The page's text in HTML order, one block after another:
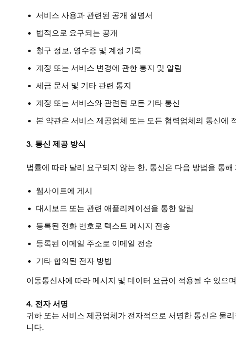
서비스 사용과 관련된 공개 설명서
법적으로 요구되는 공개
청구 정보, 영수증 및 계정 기록
계정 또는 서비스 변경에 관한 통지 및 알림
세금 문서 및 기타 관련 통지
계정 또는 서비스와 관련된 모든 기타 통신
본 약관은 서비스 제공업체 또는 모든 협력업체의 통신에
3. 통신 제공 방식
법률에 따라 달리 요구되지 않는 한, 통신은 다음 방법을 통해
웹사이트에 게시
대시보드 또는 관련 애플리케이션을 통한 알림
등록된 전화 번호로 텍스트 메시지 전송
등록된 이메일 주소로 이메일 전송
기타 합의된 전자 방법
이동통신사에 따라 메시지 및 데이터 요금이 적용될 수 있으
4. 전자 서명
귀하 또는 서비스 제공업체가 전자적으로 서명한 통신은 물
니다.